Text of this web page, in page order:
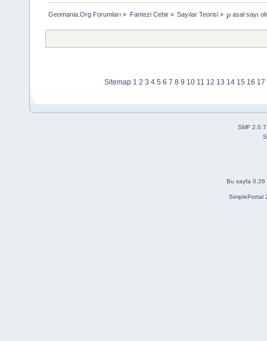
Geomania.Org Forumları » Fantezi Cebir» Sayılar Teorisi» p asal sayı
Sitemap 1 2 3 4 5 6 7 8 9 10 11 12 13 14 15 16 17
SMF 2.0.7
Bu sayfa 0.26
SimplePortal